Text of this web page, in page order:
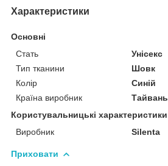
Характеристики
Основні
Стать
Унісекс
Тип тканини
Шовк
Колір
Синій
Країна виробник
Тайвань
Користувальницькі характеристики
Виробник
Silenta
Приховати